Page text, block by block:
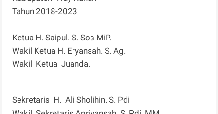
Tahun 2018-2023
Ketua H. Saipul. S. Sos MiP.
Wakil Ketua H. Eryansah. S. Ag.
Wakil Ketua Juanda.
Sekretaris H. Ali Sholihin. S. Pdi